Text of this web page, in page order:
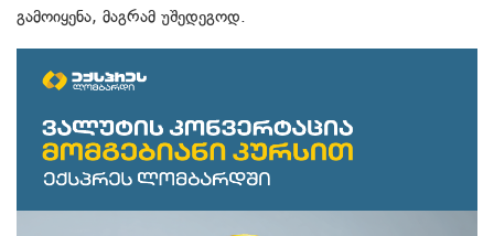
გამოიყენა, მაგრამ უშედეგოდ.